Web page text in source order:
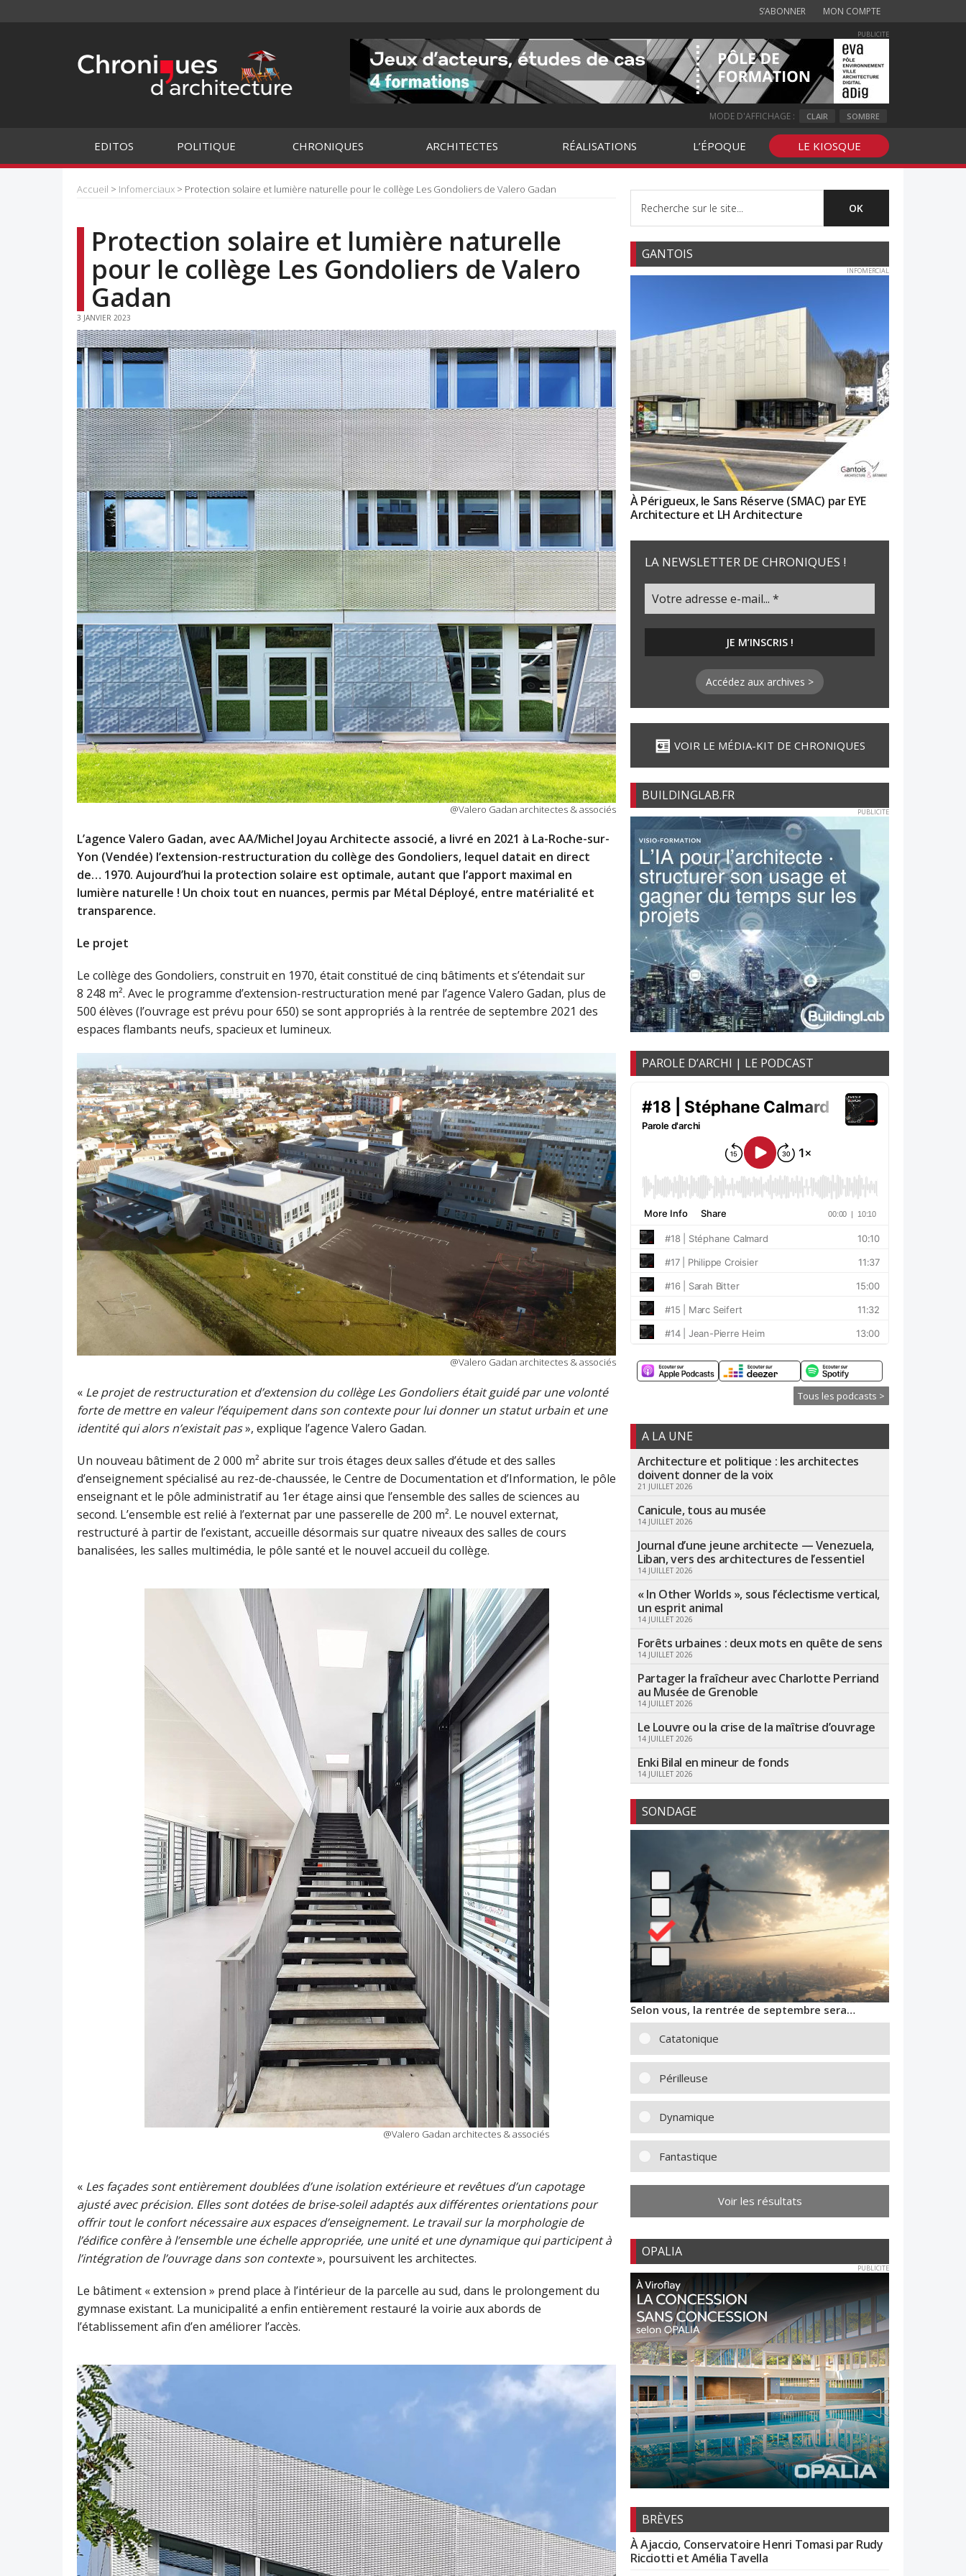
S’ABONNER MON COMPTE
PUBLICITE
MODE D'AFFICHAGE : CLAIR SOMBRE
EDITOS POLITIQUE CHRONIQUES ARCHITECTES RÉALISATIONS L’ÉPOQUE LE KIOSQUE
Accueil > Infomerciaux > Protection solaire et lumière naturelle pour le collège Les Gondoliers de Valero Gadan
Protection solaire et lumière naturelle
pour le collège Les Gondoliers de Valero
Gadan
3 JANVIER 2023
@Valero Gadan architectes & associés
L’agence Valero Gadan, avec AA/Michel Joyau Architecte associé, a livré en 2021 à La-Roche-sur-
Yon (Vendée) l’extension-restructuration du collège des Gondoliers, lequel datait en direct
de… 1970. Aujourd’hui la protection solaire est optimale, autant que l’apport maximal en
lumière naturelle ! Un choix tout en nuances, permis par Métal Déployé, entre matérialité et
transparence.
Le projet
Le collège des Gondoliers, construit en 1970, était constitué de cinq bâtiments et s’étendait sur
8 248 m². Avec le programme d’extension-restructuration mené par l’agence Valero Gadan, plus de
500 élèves (l’ouvrage est prévu pour 650) se sont appropriés à la rentrée de septembre 2021 des
espaces flambants neufs, spacieux et lumineux.
@Valero Gadan architectes & associés
« Le projet de restructuration et d’extension du collège Les Gondoliers était guidé par une volonté
forte de mettre en valeur l’équipement dans son contexte pour lui donner un statut urbain et une
identité qui alors n’existait pas», explique l’agence Valero Gadan.
Un nouveau bâtiment de 2 000 m² abrite sur trois étages deux salles d’étude et des salles
d’enseignement spécialisé au rez-de-chaussée, le Centre de Documentation et d’Information, le pôle
enseignant et le pôle administratif au 1er étage ainsi que l’ensemble des salles de sciences au
second. L’ensemble est relié à l’externat par une passerelle de 200 m². Le nouvel externat,
restructuré à partir de l’existant, accueille désormais sur quatre niveaux des salles de cours
banalisées, les salles multimédia, le pôle santé et le nouvel accueil du collège.
@Valero Gadan architectes & associés
« Les façades sont entièrement doublées d’une isolation extérieure et revêtues d’un capotage
ajusté avec précision. Elles sont dotées de brise-soleil adaptés aux différentes orientations pour
offrir tout le confort nécessaire aux espaces d’enseignement. Le travail sur la morphologie de
l’édifice confère à l’ensemble une échelle appropriée, une unité et une dynamique qui participent à
l’intégration de l’ouvrage dans son contexte», poursuivent les architectes.
Le bâtiment « extension » prend place à l’intérieur de la parcelle au sud, dans le prolongement du
gymnase existant. La municipalité a enfin entièrement restauré la voirie aux abords de
l’établissement afin d’en améliorer l’accès.
GANTOIS
INFOMERCIAL
À Périgueux, le Sans Réserve (SMAC) par EYE
Architecture et LH Architecture
LA NEWSLETTER DE CHRONIQUES !
Accédez aux archives >
VOIR LE MÉDIA-KIT DE CHRONIQUES
BUILDINGLAB.FR
PUBLICITE
PAROLE D’ARCHI | LE PODCAST
Tous les podcasts >
A LA UNE
Architecture et politique : les architectes
doivent donner de la voix
21 JUILLET 2026
Canicule, tous au musée
14 JUILLET 2026
Journal d’une jeune architecte — Venezuela,
Liban, vers des architectures de l’essentiel
14 JUILLET 2026
« In Other Worlds », sous l’éclectisme vertical,
un esprit animal
14 JUILLET 2026
Forêts urbaines : deux mots en quête de sens
14 JUILLET 2026
Partager la fraîcheur avec Charlotte Perriand
au Musée de Grenoble
14 JUILLET 2026
Le Louvre ou la crise de la maîtrise d’ouvrage
14 JUILLET 2026
Enki Bilal en mineur de fonds
14 JUILLET 2026
SONDAGE
Selon vous, la rentrée de septembre sera…
Catatonique
Périlleuse
Dynamique
Fantastique
Voir les résultats
OPALIA
PUBLICITE
BRÈVES
À Ajaccio, Conservatoire Henri Tomasi par Rudy
Ricciotti et Amélia Tavella